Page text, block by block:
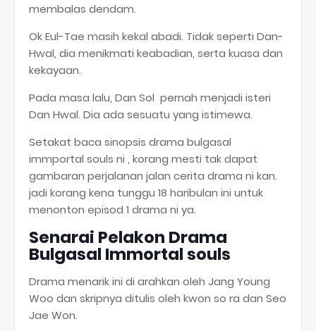
membalas dendam.
Ok Eul-Tae masih kekal abadi. Tidak seperti Dan-
Hwal, dia menikmati keabadian, serta kuasa dan
kekayaan.
Pada masa lalu, Dan Sol pernah menjadi isteri
Dan Hwal. Dia ada sesuatu yang istimewa.
Setakat baca sinopsis drama bulgasal
immportal souls ni , korang mesti tak dapat
gambaran perjalanan jalan cerita drama ni kan.
jadi korang kena tunggu 18 haribulan ini untuk
menonton episod 1 drama ni ya.
Senarai Pelakon Drama
Bulgasal Immortal souls
Drama menarik ini di arahkan oleh Jang Young
Woo dan skripnya ditulis oleh kwon so ra dan Seo
Jae Won.